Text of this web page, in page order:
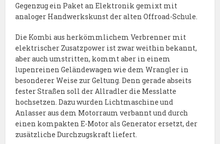
Gegenzug ein Paket an Elektronik gemixt mit
analoger Handwerkskunst der alten Offroad-Schule.
Die Kombi aus herkömmlichem Verbrenner mit
elektrischer Zusatzpower ist zwar weithin bekannt,
aber auch umstritten, kommt aber in einem
lupenreinen Geländewagen wie dem Wrangler in
besonderer Weise zur Geltung. Denn gerade abseits
fester Straßen soll der Allradler die Messlatte
hochsetzen. Dazu wurden Lichtmaschine und
Anlasser aus dem Motorraum verbannt und durch
einen kompakten E-Motor als Generator ersetzt, der
zusätzliche Durchzugskraft liefert.